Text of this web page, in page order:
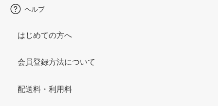
ヘルプ
はじめての方へ
会員登録方法について
配送料・利用料